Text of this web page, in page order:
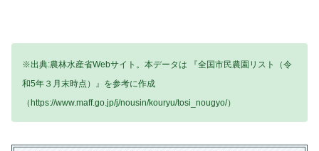
※出典:農林水産省Webサイト。本データは 『全国市民農園リスト（令
和5年３月末時点）』を参考に作成
（https://www.maff.go.jp/j/nousin/kouryu/tosi_nougyo/）